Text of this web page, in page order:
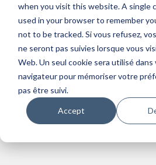
when you visit this website. A single
used in your browser to remember
not to be tracked. Si vous refusez,
ne seront pas suivies lorsque vous
Web. Un seul cookie sera utilisé
navigateur pour mémoriser votre
pas être suivi.
Accept
IT Solutions